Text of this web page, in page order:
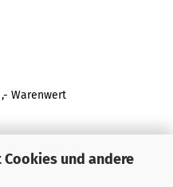
und andere
Warenwert